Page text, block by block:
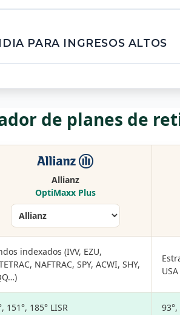
PARA INGRESOS ALTOS
de planes de
Allianz
OptiMaxx Plus
indexados (IVV, EZU,
NAFTRAC, SPY, ACWI, SHY,
151°, 185° LISR 93°,